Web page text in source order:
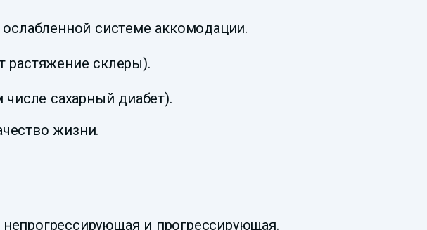
системе аккомодации.
растяжение склеры).
сахарный диабет).
жизни.
и прогрессирующая.